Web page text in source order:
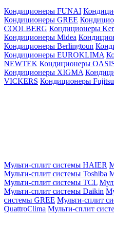
Кондиционеры FUNAI
Кондиционеры GREE
СOOLBERG Кондиционеры
Кондиционеры Midea
Кондиционеры Berlingtoun
Кондиционеры EUROKLIMA
NEWTEK Кондиционеры
Кондиционеры XIGMA
VICKERS Кондиционеры Fujitsu
Мульти-сплит системы HAIER
Мульти-сплит системы Toshiba
Мульти-сплит системы TCL
Мульти-сплит системы Daikin
системы GREE Мульти-сплит
QuattroClima Мульти-сплит